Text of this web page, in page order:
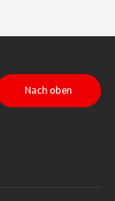
Nach oben